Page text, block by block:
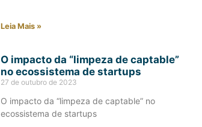
Leia Mais »
O impacto da “limpeza de captable”
no ecossistema de startups
27 de outubro de 2023
O impacto da “limpeza de captable” no
ecossistema de startups